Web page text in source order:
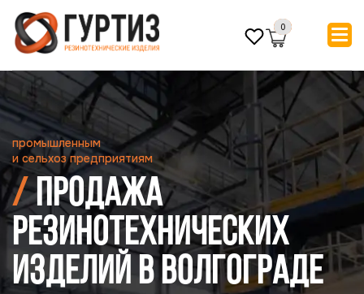
0
промышленным
и сельхоз предприятиям
Продажа
резинотехнических
изделий в Волгограде